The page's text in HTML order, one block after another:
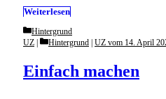
Weiterlesen
Categories
Hintergrund
Einfach machen
UZ Categories
Hintergrund UZ vom 14. April